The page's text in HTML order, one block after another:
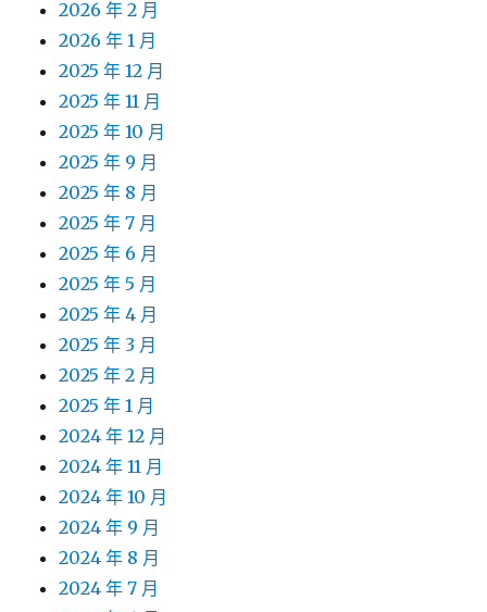
2026 年 2 月
2026 年 1 月
2025 年 12 月
2025 年 11 月
2025 年 10 月
2025 年 9 月
2025 年 8 月
2025 年 7 月
2025 年 6 月
2025 年 5 月
2025 年 4 月
2025 年 3 月
2025 年 2 月
2025 年 1 月
2024 年 12 月
2024 年 11 月
2024 年 10 月
2024 年 9 月
2024 年 8 月
2024 年 7 月